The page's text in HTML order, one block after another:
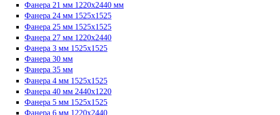
Фанера 21 мм 1220х2440 мм
Фанера 24 мм 1525х1525
Фанера 25 мм 1525х1525
Фанера 27 мм 1220х2440
Фанера 3 мм 1525х1525
Фанера 30 мм
Фанера 35 мм
Фанера 4 мм 1525х1525
Фанера 40 мм 2440х1220
Фанера 5 мм 1525х1525
Фанера 6 мм 1220х2440